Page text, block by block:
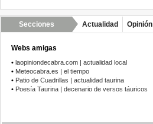
Secciones Actualidad Opinión
Webs amigas
• laopiniondecabra.com | actualidad local
• Meteocabra.es | el tiempo
• Patio de Cuadrillas | actualidad taurina
• Poesía Taurina | decenario de versos táuricos